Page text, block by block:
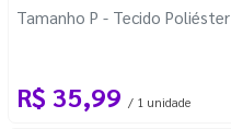
Tamanho P - Tecido Poliéster
R$ 35,99 / 1 unidade